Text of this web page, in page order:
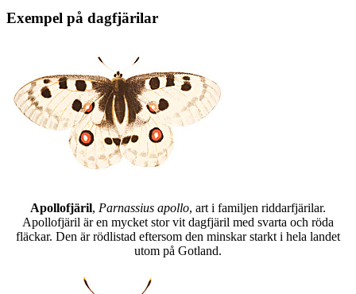
Exempel på dagfjärilar
Apollofjäril, Parnassius apollo, art i familjen riddarfjärilar.
Apollofjäril är en mycket stor vit dagfjäril med svarta och röda
fläckar. Den är rödlistad eftersom den minskar starkt i hela landet
utom på Gotland.